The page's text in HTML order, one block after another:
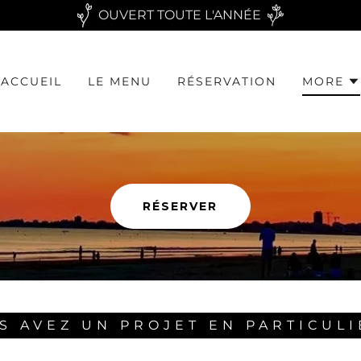
OUVERT TOUTE L'ANNÉE
ACCUEIL LE MENU RÉSERVATION MORE
RÉSERVER
AVEZ UN PROJET EN